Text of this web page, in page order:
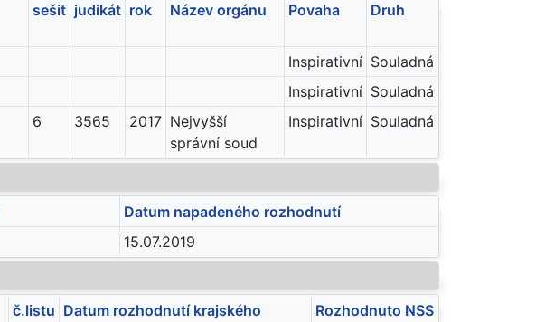
sešit judikát rok Název orgánu Povaha Druh
Inspirativní Souladná
Inspirativní Souladná
6 3565 2017 Nejvyšší
správní soud
Inspirativní Souladná
Datum napadeného rozhodnutí
15.07.2019
č.listu Datum rozhodnutí krajského
Rozhodnuto NSS